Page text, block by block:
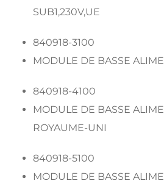
SUB1,230V,UE
840918-3100
MODULE DE BASSE
840918-4100
MODULE DE BASSE
ROYAUME-UNI
840918-5100
MODULE DE BASSE